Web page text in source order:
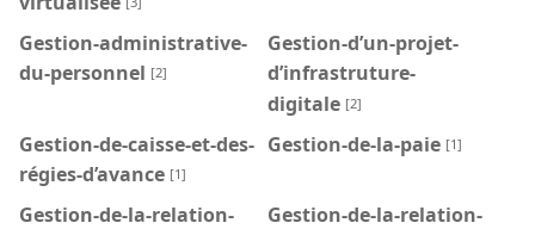
Gestion-administrative-
du-personnel [2]
Gestion-d’un-projet-
d’infrastruture-
digitale [2]
Gestion-de-caisse-et-des-
régies-d’avance [1]
Gestion-de-la-paie [1]
Gestion-de-la-relation-
Gestion-de-la-relation-